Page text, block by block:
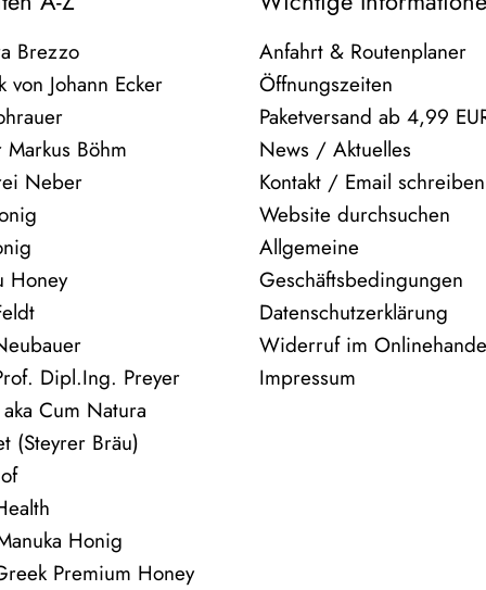
Brezzo
von Johann Ecker
Markus Böhm
Neber
Honey
Dipl.Ing. Preyer
Cum Natura
(Steyrer Bräu)
Honig
Premium Honey
Anfahrt & Routenplaner
Öffnungszeiten
Paketversand ab 4,99
News / Aktuelles
Kontakt / Email schreiben
Website durchsuchen
Allgemeine
Geschäftsbedingungen
Datenschutzerklärung
Widerruf im
Impressum